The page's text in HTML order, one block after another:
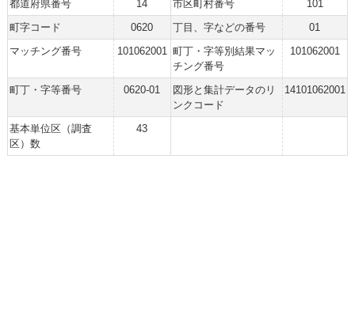
都道府県番号 14 市区町村番号
101
町字コード
0620 丁目、字などの番号
01
マッチング番号
101062001 町丁・字等別結果マッ
チング番号
101062001
町丁・字等番号 0620-01
図形と集計データのリ
ンクコード
14101062001
基本単位区（調査
区）数
43